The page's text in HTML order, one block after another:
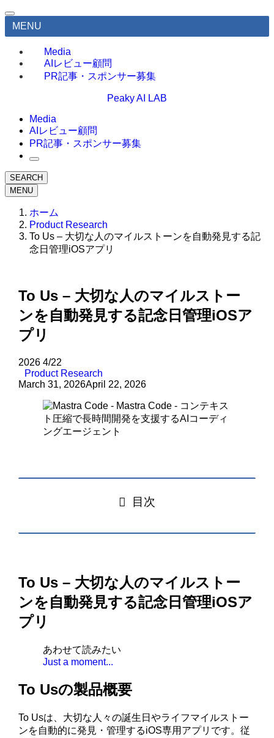
MENU
Media
AIレビュー顧問
PR記事・スポンサー募集
Peaky AI LAB
Media
AIレビュー顧問
PR記事・スポンサー募集
SEARCH
MENU
ホーム
Product Research
To Us – 大切な人のマイルストーンを自動発見する記
念日管理iOSアプリ
To Us – 大切な人のマイルストー
ンを自動発見する記念日管理iOSア
プリ
2026 4/22
Product Research
March 31, 2026April 22, 2026
目次
To Us – 大切な人のマイルストー
ンを自動発見する記念日管理iOSア
プリ
あわせて読みたい
Just a moment...
To Usの製品概要
To Usは、大切な人々の誕生日やライフマイルストー
ンを自動的に発見・管理するiOS専用アプリです。従